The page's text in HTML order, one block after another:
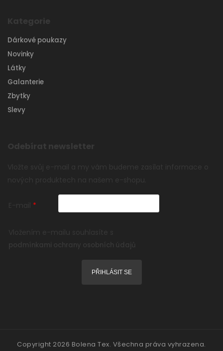
Kategorie
Dárkové poukazy
Novinky
Látky
Galanterie
Zbytky
Slevy
Odebírat newsletter
Vložte svůj e-mail a my vám budeme zasílat informace o
nových produktech na našem e-shopu.
E-mail
Vložením e-mailu souhlasíte s
podmínkami ochrany osobních údajů
PŘIHLÁSIT SE
Copyright 2026 Bolena Tex. Všechna práva vyhrazena.